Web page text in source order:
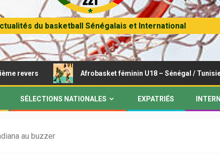
du basketball Sénégalais et International
Afrobasket féminin U18 – Sénégal / Tunisie :
SÉLECTIONS NATIONALES EXPATRIÉS
au buzzer